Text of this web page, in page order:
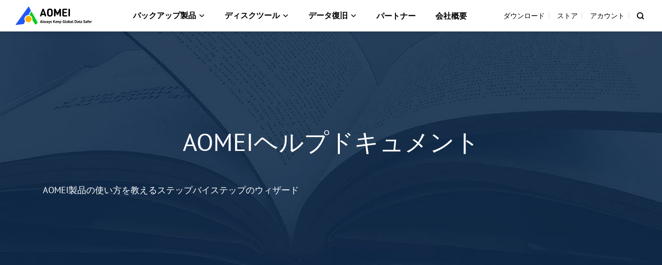
バックアップ製品 ディスクツール データ復旧 パートナー 会社概要 ダウンロード ストア アカウント
AOMEIヘルプドキュメント
AOMEI製品の使い方を教えるステップバイステップのウィザード